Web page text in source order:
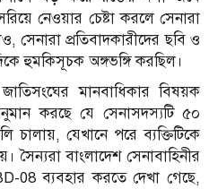
নেওয়ার চেষ্টা করলে সেনারা
সেনারা প্রতিবাদকারীদের ছবি ও
হুমকিসূচক অঙ্গভঙ্গি করছিল।
জাতিসংঘের মানবাধিকার বিষয়ক
করছে যে সেনাসদস্যটি ৫০
চালায়, যেখানে পরে ব্যক্তিটিকে
সৈন্যরা বাংলাদেশ সেনাবাহিনীর
08 ব্যবহার করতে দেখা গেছে,